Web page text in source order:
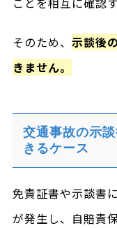
そのため、 示談後
きません。
交通事故の示
きるケース
免責証書や示談書
が発生し、自賠責